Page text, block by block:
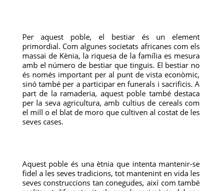
Per aquest poble, el bestiar és un element
primordial. Com algunes societats africanes com els
massai de Kènia, la riquesa de la família es mesura
amb el número de bestiar que tinguis. El bestiar no
és només important per al punt de vista econòmic,
sinó també per a participar en funerals i sacrificis. A
part de la ramaderia, aquest poble també destaca
per la seva agricultura, amb cultius de cereals com
el mill o el blat de moro que cultiven al costat de les
seves cases.
Aquest poble és una ètnia que intenta mantenir-se
fidel a les seves tradicions, tot mantenint en vida les
seves construccions tan conegudes, així com també